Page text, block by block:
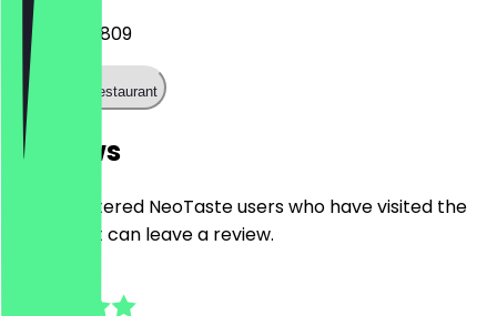
+31302080809
Call the restaurant
Reviews
Only registered NeoTaste users who have visited the
restaurant can leave a review.